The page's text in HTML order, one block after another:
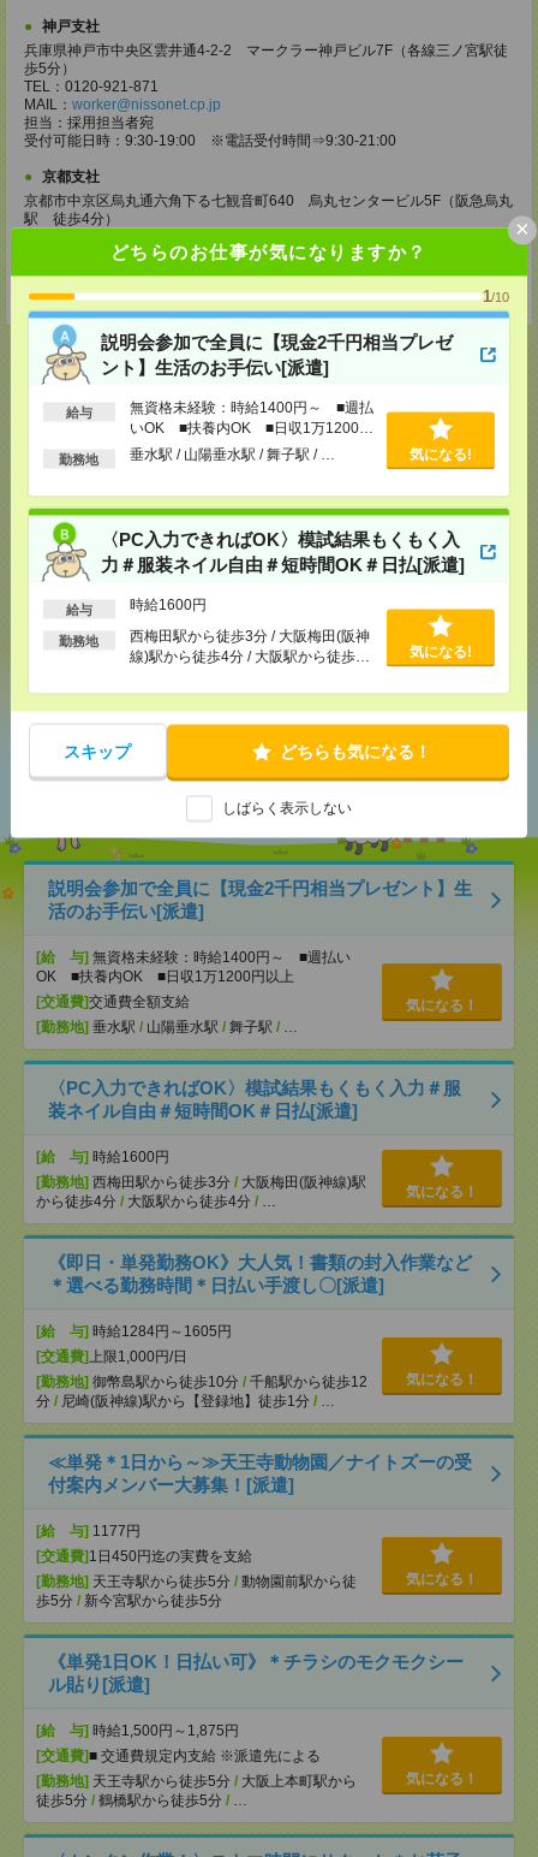
どちらのお仕事が気になりますか？
1/10
説明会参加で全員に【現金2千円相当プレゼ
ント】生活のお手伝い[派遣]
給与
無資格未経験：時給1400円～ ■週払
いOK ■扶養内OK ■日収1万1200円
以上
勤務地 垂水駅 / 山陽垂水駅 / 舞子駅 / … 気になる!
〈PC入力できればOK〉模試結果もくもく入
力＃服装ネイル自由＃短時間OK＃日払[派遣]
給与 時給1600円
勤務地
西梅田駅から徒歩3分 / 大阪梅田(阪神
線)駅から徒歩4分 / 大阪駅から徒歩4
気になる!
スキップ どちらも気になる！
しばらく表示しない
×
神戸支社
兵庫県神戸市中央区雲井通4-2-2 マークラー神戸ビル7F（各線三ノ宮駅徒
歩5分）
TEL：0120-921-871
MAIL： worker@nissonet.cp.jp
担当：採用担当者宛
受付可能日時：9:30-19:00 ※電話受付時間⇒9:30-21:00
京都支社
京都市中京区烏丸通六角下る七観音町640 烏丸センタービル5F（阪急烏丸
駅 徒歩4分）
worker@nissonet.co.jp
担当：採用担当者宛
受付可能日時：9:30-19:00 ※電話受付時間⇒9:30-21:00
応募ページへ
気になる！
ツイート ブックマーク
あなたの閲覧履歴からの
おすすめ
説明会参加で全員に【現金2千円相当プレゼント】生
活のお手伝い[派遣]
[給 与] 無資格未経験：時給1400円～ ■週払い
OK ■扶養内OK ■日収1万1200円以上
[交通費]交通費全額支給
[勤務地] 垂水駅 / 山陽垂水駅 / 舞子駅 / …
気になる！
〈PC入力できればOK〉模試結果もくもく入力＃服
装ネイル自由＃短時間OK＃日払[派遣]
[給 与] 時給1600円
[勤務地] 西梅田駅から徒歩3分 / 大阪梅田(阪神線)駅
から徒歩4分 / 大阪駅から徒歩4分 / …
気になる！
《即日・単発勤務OK》大人気！書類の封入作業など
＊選べる勤務時間＊日払い手渡し〇[派遣]
[給 与] 時給1284円～1605円
[交通費] 上限1,000円/日
[勤務地] 御幣島駅から徒歩10分 / 千船駅から徒歩12
分 / 尼崎(阪神線)駅から【登録地】徒歩1分 / …
気になる！
≪単発＊1日から～≫天王寺動物園／ナイトズーの受
付案内メンバー大募集！[派遣]
[給 与] 1177円
[交通費] 1日450円迄の実費を支給
[勤務地] 天王寺駅から徒歩5分 / 動物園前駅から徒
歩5分 / 新今宮駅から徒歩5分
気になる！
《単発1日OK！日払い可》＊チラシのモクモクシー
ル貼り[派遣]
[給 与] 時給1,500円～1,875円
[交通費]■ 交通費規定内支給 ※派遣先による
[勤務地] 天王寺駅から徒歩5分 / 大阪上本町駅から
徒歩5分 / 鶴橋駅から徒歩5分 / …
気になる！